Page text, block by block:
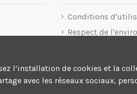
Conditions
Respect de
Conditions
l’installation de cookies et la
avec les réseaux sociaux,